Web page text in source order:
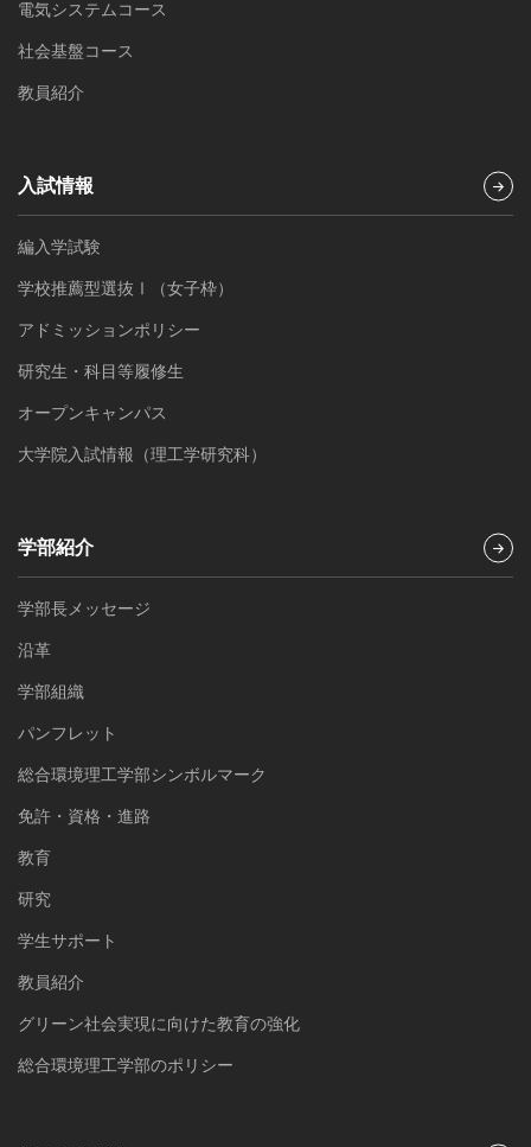
電気システムコース
社会基盤コース
教員紹介
入試情報
編入学試験
学校推薦型選抜Ⅰ（女子枠）
アドミッションポリシー
研究生・科目等履修生
オープンキャンパス
大学院入試情報（理工学研究科）
学部紹介
学部長メッセージ
沿革
学部組織
パンフレット
総合環境理工学部シンボルマーク
免許・資格・進路
教育
研究
学生サポート
教員紹介
グリーン社会実現に向けた教育の強化
総合環境理工学部のポリシー